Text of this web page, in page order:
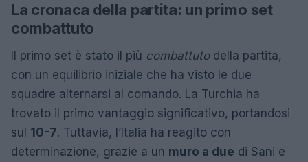
La cronaca della partita: un primo set
combattuto
Il primo set è stato il più combattutodella partita,
con un equilibrio iniziale che ha visto le due
squadre alternarsi al comando. La Turchia ha
trovato il primo vantaggio significativo, portandosi
sul 10-7. Tuttavia, l’Italia ha reagito con
determinazione, grazie a un muro a due di Sani e